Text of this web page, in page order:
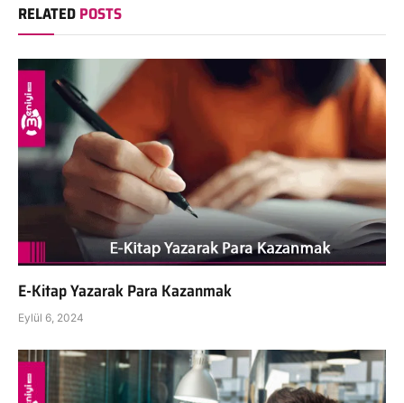
RELATEDPOSTS
E-Kitap Yazarak Para Kazanmak
Eylül 6, 2024